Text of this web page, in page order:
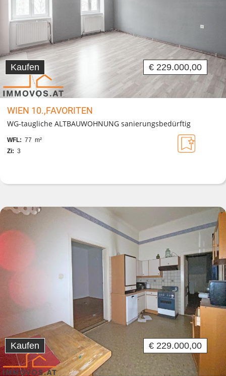
Kaufen € 229.000,00
WIEN 10.,FAVORITEN
WG-taugliche ALTBAUWOHNUNG sanierungsbedürftig
WFL: 77 m²
Zi: 3
Kaufen € 229.000,00